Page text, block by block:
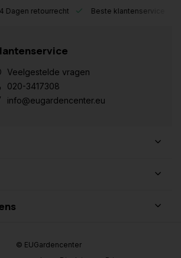
retourrecht Beste klantenservice
Veelgestelde vragen
020-3417308
info@eugardencenter.eu
© EUGardencenter